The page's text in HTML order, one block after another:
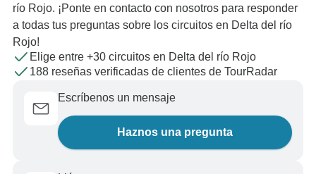
río Rojo. ¡Ponte en contacto con nosotros para responder
a todas tus preguntas sobre los circuitos en Delta del río
Rojo!
Elige entre +30 circuitos en Delta del río Rojo
188 reseñas verificadas de clientes de TourRadar
Escríbenos un mensaje
Haznos una pregunta